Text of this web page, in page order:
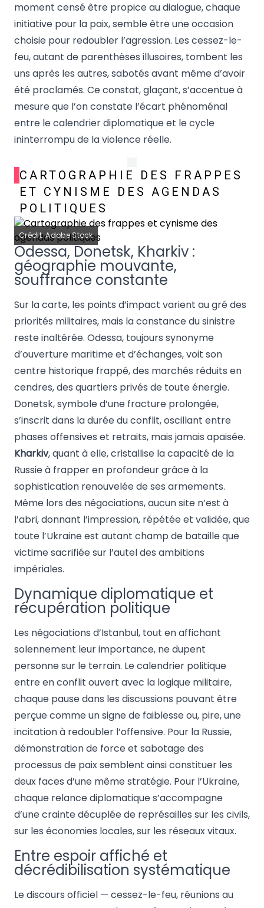
moment censé être propice au dialogue, chaque
initiative pour la paix, semble être une occasion
choisie pour redoubler l’agression. Les cessez-le-
feu, autant de parenthèses illusoires, tombent les
uns après les autres, sabotés avant même d’avoir
été proclamés. Ce constat, glaçant, s’accentue à
mesure que l’on constate l’écart phénoménal
entre le calendrier diplomatique et le cycle
ininterrompu de la violence réelle.
CARTOGRAPHIE DES FRAPPES
ET CYNISME DES AGENDAS
POLITIQUES
Crédit: Adobe Stock
Odessa, Donetsk, Kharkiv :
géographie mouvante,
souffrance constante
Sur la carte, les points d’impact varient au gré des
priorités militaires, mais la constance du sinistre
reste inaltérée. Odessa, toujours synonyme
d’ouverture maritime et d’échanges, voit son
centre historique frappé, des marchés réduits en
cendres, des quartiers privés de toute énergie.
Donetsk, symbole d’une fracture prolongée,
s’inscrit dans la durée du conflit, oscillant entre
phases offensives et retraits, mais jamais apaisée.
Kharkiv, quant à elle, cristallise la capacité de la
Russie à frapper en profondeur grâce à la
sophistication renouvelée de ses armements.
Même lors des négociations, aucun site n’est à
l’abri, donnant l’impression, répétée et validée, que
toute l’Ukraine est autant champ de bataille que
victime sacrifiée sur l’autel des ambitions
impériales.
Dynamique diplomatique et
récupération politique
Les négociations d’Istanbul, tout en affichant
solennement leur importance, ne dupent
personne sur le terrain. Le calendrier politique
entre en conflit ouvert avec la logique militaire,
chaque pause dans les discussions pouvant être
perçue comme un signe de faiblesse ou, pire, une
incitation à redoubler l’offensive. Pour la Russie,
démonstration de force et sabotage des
processus de paix semblent ainsi constituer les
deux faces d’une même stratégie. Pour l’Ukraine,
chaque relance diplomatique s’accompagne
d’une crainte décuplée de représailles sur les civils,
sur les économies locales, sur les réseaux vitaux.
Entre espoir affiché et
décrédibilisation systématique
Le discours officiel — cessez-le-feu, réunions au